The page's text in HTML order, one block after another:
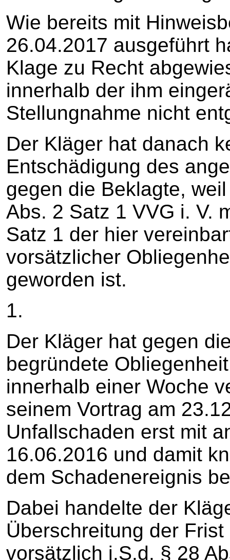
Wie bereits mit
26.04.2017 ausgeführt
Klage zu Recht
innerhalb der ihm
Stellungnahme nicht
Der Kläger hat danach
Entschädigung des
gegen die Beklagte,
Abs. 2 Satz 1 VVG i. V.
Satz 1 der hier
vorsätzlicher
geworden ist.
1.
Der Kläger hat gegen
begründete
innerhalb einer Woche
seinem Vortrag am
Unfallschaden erst mit
16.06.2016 und damit
dem Schadenereignis
Dabei handelte der
Überschreitung der
vorsätzlich i.S.d. § 28